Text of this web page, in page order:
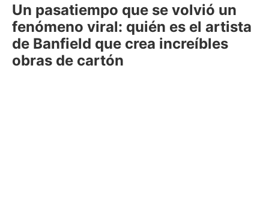
Un pasatiempo que se volvió un
fenómeno viral: quién es el artista
de Banfield que crea increíbles
obras de cartón